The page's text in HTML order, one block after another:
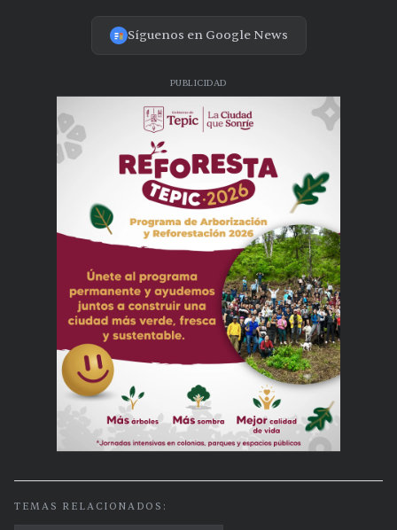
Síguenos en Google News
PUBLICIDAD
TEMAS RELACIONADOS: